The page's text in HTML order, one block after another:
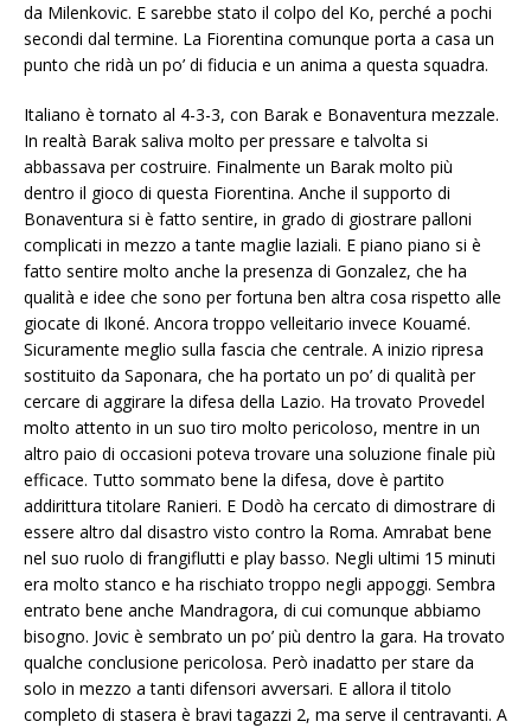
da Milenkovic. E sarebbe stato il colpo del Ko, perché a pochi
secondi dal termine. La Fiorentina comunque porta a casa un
punto che ridà un po’ di fiducia e un anima a questa squadra.
Italiano è tornato al 4-3-3, con Barak e Bonaventura mezzale.
In realtà Barak saliva molto per pressare e talvolta si
abbassava per costruire. Finalmente un Barak molto più
dentro il gioco di questa Fiorentina. Anche il supporto di
Bonaventura si è fatto sentire, in grado di giostrare palloni
complicati in mezzo a tante maglie laziali. E piano piano si è
fatto sentire molto anche la presenza di Gonzalez, che ha
qualità e idee che sono per fortuna ben altra cosa rispetto alle
giocate di Ikoné. Ancora troppo velleitario invece Kouamé.
Sicuramente meglio sulla fascia che centrale. A inizio ripresa
sostituito da Saponara, che ha portato un po’ di qualità per
cercare di aggirare la difesa della Lazio. Ha trovato Provedel
molto attento in un suo tiro molto pericoloso, mentre in un
altro paio di occasioni poteva trovare una soluzione finale più
efficace. Tutto sommato bene la difesa, dove è partito
addirittura titolare Ranieri. E Dodò ha cercato di dimostrare di
essere altro dal disastro visto contro la Roma. Amrabat bene
nel suo ruolo di frangiflutti e play basso. Negli ultimi 15 minuti
era molto stanco e ha rischiato troppo negli appoggi. Sembra
entrato bene anche Mandragora, di cui comunque abbiamo
bisogno. Jovic è sembrato un po’ più dentro la gara. Ha trovato
qualche conclusione pericolosa. Però inadatto per stare da
solo in mezzo a tanti difensori avversari. E allora il titolo
completo di stasera è bravi tagazzi 2, ma serve il centravanti. A